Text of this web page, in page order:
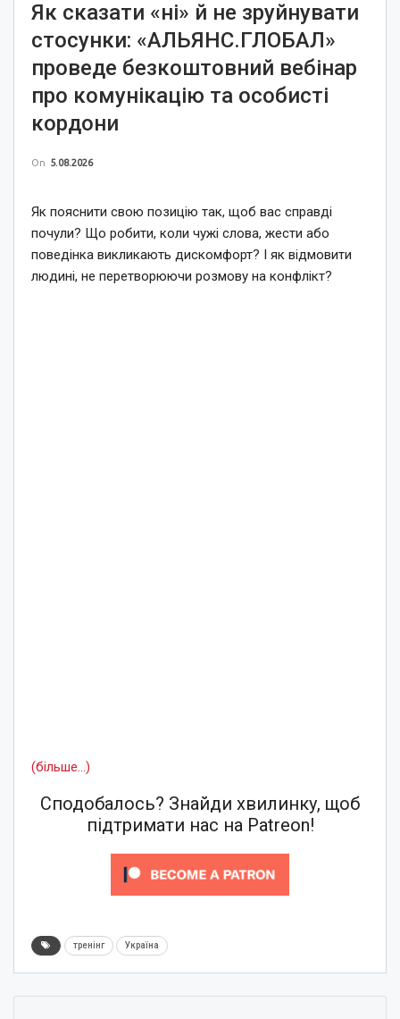
Як сказати «ні» й не зруйнувати
стосунки: «АЛЬЯНС.ГЛОБАЛ»
проведе безкоштовний вебінар
про комунікацію та особисті
кордони
On 5.08.2026
Як пояснити свою позицію так, щоб вас справді
почули? Що робити, коли чужі слова, жести або
поведінка викликають дискомфорт? І як відмовити
людині, не перетворюючи розмову на конфлікт?
(більше…)
Сподобалось? Знайди хвилинку, щоб
підтримати нас на Patreon!
тренінг Україна